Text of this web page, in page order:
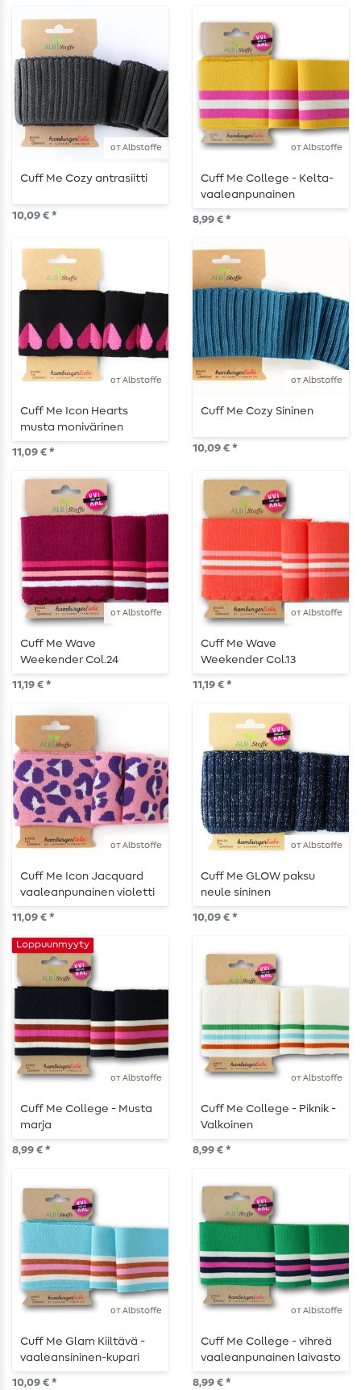
от Albstoffe
Cuff Me Cozy antrasiitti
10,09 € *
от Albstoffe
Cuff Me College - Kelta-
vaaleanpunainen
8,99 € *
от Albstoffe
Cuff Me Icon Hearts
musta monivärinen
11,09 € *
от Albstoffe
Cuff Me Cozy Sininen
10,09 € *
от Albstoffe
Cuff Me Wave
Weekender Col.24
11,19 € *
от Albstoffe
Cuff Me Wave
Weekender Col.13
11,19 € *
от Albstoffe
Cuff Me Icon Jacquard
vaaleanpunainen violetti
valkoinen
11,09 € *
от Albstoffe
Cuff Me GLOW paksu
neule sininen
laivastonsininen
10,09 € *
от Albstoffe
Loppuunmyyty
Cuff Me College - Musta
marja
8,99 € *
от Albstoffe
Cuff Me College - Piknik -
Valkoinen
8,99 € *
от Albstoffe
Cuff Me Glam Kiiltävä -
vaaleansininen-kupari
10,09 € *
от Albstoffe
Cuff Me College - vihreä
vaaleanpunainen laivasto
8,99 € *